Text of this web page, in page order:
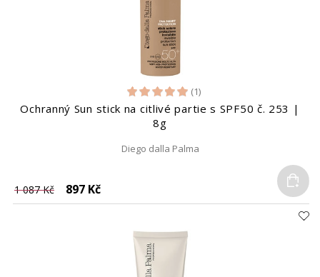
(1)
Ochranný Sun stick na citlivé partie s SPF50 č. 253 |
8g
Diego dalla Palma
1 087 Kč 897 Kč